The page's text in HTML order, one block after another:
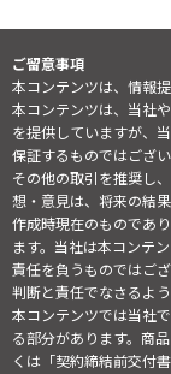
ご留意事項
本コンテンツは、情報
本コンテンツは、当社
を提供していますが、
保証するものではござ
その他の取引を推奨し
想・意見は、将来の結
作成時現在のものであ
ます。当社は本コンテ
責任を負うものではご
判断と責任でなさるよ
本コンテンツでは当社
る部分があります。商
くは「契約締結前交付